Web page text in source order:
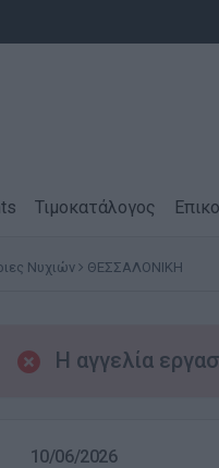
Τιμοκατάλογος
Νυχιών ΘΕΣΣΑΛΟΝΙΚΗ
Η αγγελία
10/06/2026